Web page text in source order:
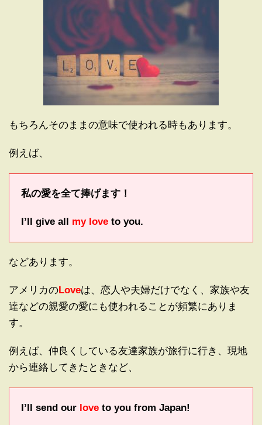
もちろんそのままの意味で使われる時もあります。
例えば、
私の愛を全て捧げます！
I’ll give all my love to you.
などあります。
アメリカのLoveは、恋人や夫婦だけでなく、家族や友
達などの親愛の愛にも使われることが頻繁にありま
す。
例えば、仲良くしている友達家族が旅行に行き、現地
から連絡してきたときなど、
I’ll send our love to you from Japan!